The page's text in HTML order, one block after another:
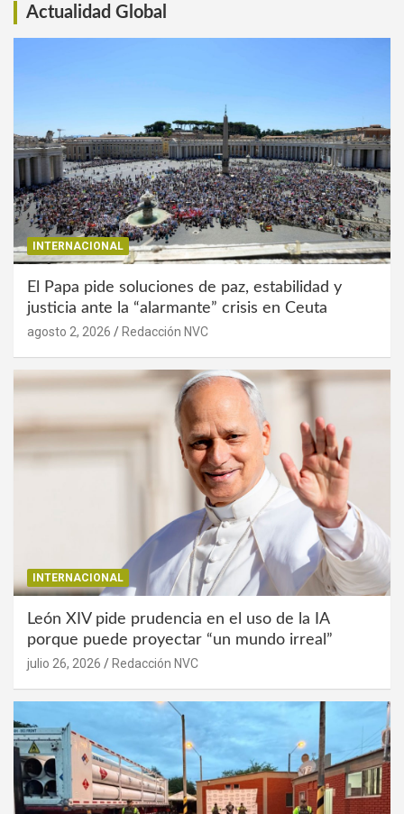
Actualidad Global
INTERNACIONAL
El Papa pide soluciones de paz, estabilidad y
justicia ante la “alarmante” crisis en Ceuta
agosto 2, 2026 Redacción NVC
INTERNACIONAL
León XIV pide prudencia en el uso de la IA
porque puede proyectar “un mundo irreal”
julio 26, 2026 Redacción NVC